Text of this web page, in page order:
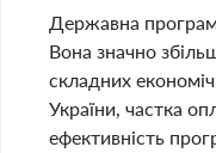
Державна
Вона значно
складних
України, частка
ефективність